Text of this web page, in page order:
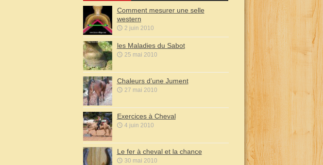
Comment mesurer une selle
western
2 juin 2010
les Maladies du Sabot
25 mai 2010
Chaleurs d’une Jument
27 mai 2010
Exercices à Cheval
4 juin 2010
Le fer à cheval et la chance
30 mai 2010